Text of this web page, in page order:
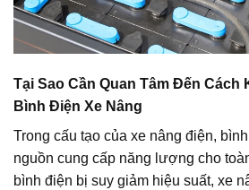
Tại Sao Cần Quan Tâm Đến Cách
Bình Điện Xe Nâng
Trong cấu tạo của xe nâng điện,
nguồn cung cấp năng lượng cho
bình điện bị suy giảm hiệu suất, xe